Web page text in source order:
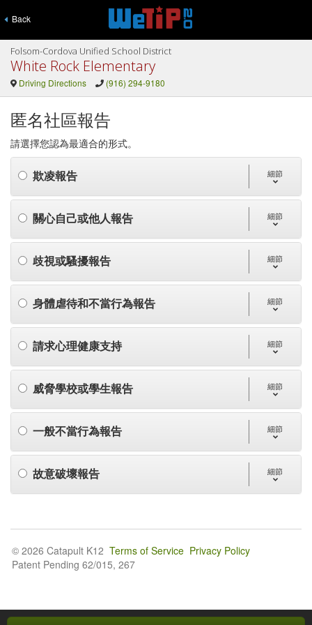
Back
Folsom-Cordova Unified School District
White Rock Elementary
Driving Directions (916) 294-9180
匿名社區報告
請選擇您認為最適合的形式。
欺凌報告 細節
關心自己或他人報告 細節
歧視或騷擾報告 細節
身體虐待和不當行為報告 細節
請求心理健康支持 細節
威脅學校或學生報告 細節
一般不當行為報告 細節
故意破壞報告 細節
© 2026 Catapult K12 Terms of Service Privacy Policy
Patent Pending 62/015, 267